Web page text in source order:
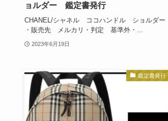
ョルダー 鑑定書発行
CHANEL/シャネル ココハンドル ショルダー
・販売先 メルカリ・判定 基準外・...
2023年6月19日
鑑定書発行